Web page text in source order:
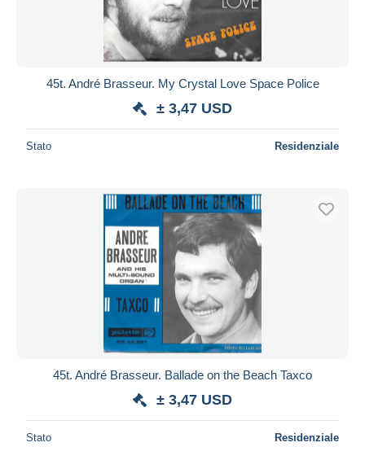
45t. André Brasseur. My Crystal Love Space Police
± 3,47 USD
Stato Residenziale
45t. André Brasseur. Ballade on the Beach Taxco
± 3,47 USD
Stato Residenziale